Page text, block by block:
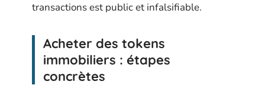
transactions est public et infalsifiable.
Acheter des tokens
immobiliers : étapes
concrètes